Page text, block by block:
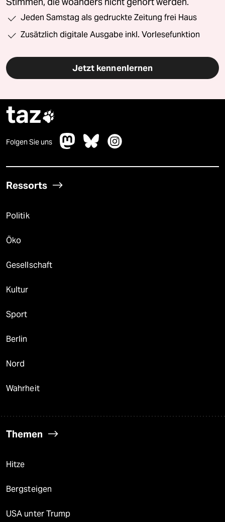
Jeden Samstag als gedruckte Zeitung frei Haus
Zusätzlich digitale Ausgabe inkl. Vorlesefunktion
Jetzt kennenlernen
taz
Folgen Sie uns
Ressorts
Politik
Öko
Gesellschaft
Kultur
Sport
Berlin
Nord
Wahrheit
Themen
Hitze
Bergsteigen
USA unter Trump